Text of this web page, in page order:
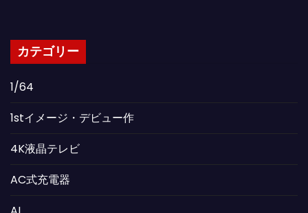
カテゴリー
1/64
1stイメージ・デビュー作
4K液晶テレビ
AC式充電器